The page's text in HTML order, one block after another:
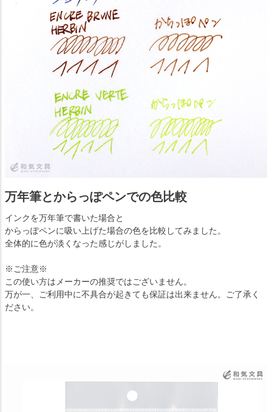
万年筆とからっぽペンでの色比較
インクを万年筆で書いた場合と
からっぽペンに吸い上げた場合の色を比較してみました。
全体的に色が淡くなった感じがしました。
※ご注意※
この使い方はメーカーの推奨ではございません。
万が一、ご利用中に不具合が起きても保証は出来ません。ご了承く
ださい。